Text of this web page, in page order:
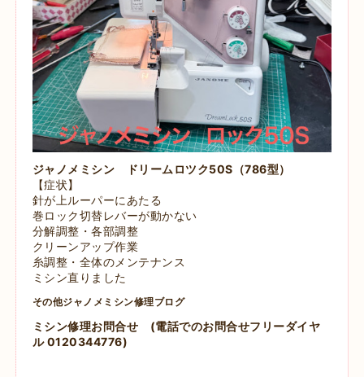
ジャノメミシン ドリームロツク50S（786型）
【症状】
針が上ルーパーにあたる
巻ロック切替レバーが動かない
分解調整・各部調整
クリーンアップ作業
糸調整・全体のメンテナンス
ミシン直りました
その他ジャノメミシン修理ブログ
ミシン修理お問合せ
(電話でのお問合せフリーダイヤ
ル 0120344776)